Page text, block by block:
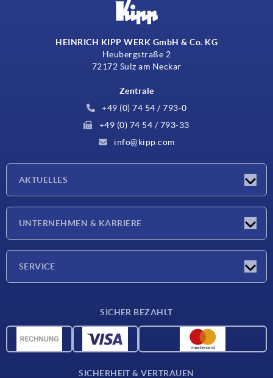
HEINRICH KIPP WERK GmbH & Co. KG
Heubergstraße 2
72172 Sulz am Neckar
Zentrale
+49 (0) 74 54 / 793-0
+49 (0) 74 54 / 793-33
info@kipp.com
AKTUELLES
Presseberichte
UNTERNEHMEN & KARRIERE
SERVICE
Werkstoffübersicht
SICHER BEZAHLT
SICHERHEIT & VERTRAUEN